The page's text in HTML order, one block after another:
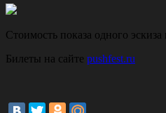
Стоимость показа одного эскиза
Билеты на сайте pushfest.ru